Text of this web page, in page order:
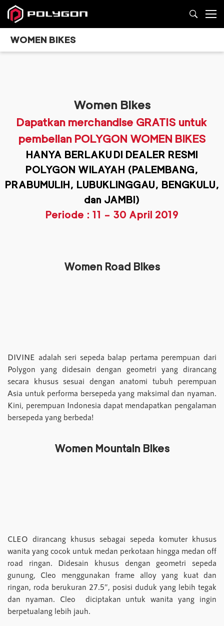
WOMEN BIKES
Women Bikes
Dapatkan merchandise GRATIS untuk
pembelian POLYGON WOMEN BIKES
HANYA BERLAKU DI DEALER RESMI
POLYGON WILAYAH (PALEMBANG,
PRABUMULIH, LUBUKLINGGAU, BENGKULU,
dan JAMBI)
Periode : 11 – 30 April 2019
Women Road Bikes
DIVINE adalah seri sepeda balap pertama perempuan dari
Polygon yang didesain dengan geometri yang dirancang
secara khusus sesuai dengan anatomi tubuh perempuan
Asia untuk performa bersepeda yang maksimal dan nyaman.
Kini, perempuan Indonesia dapat mendapatkan pengalaman
bersepeda yang berbeda!
Women Mountain Bikes
CLEO dirancang khusus sebagai sepeda komuter khusus
wanita yang cocok untuk medan perkotaan hingga medan off
road ringan. Didesain khusus dengan geometri sepeda
gunung, Cleo menggunakan frame alloy yang kuat dan
ringan, roda berukuran 27.5″, posisi duduk yang lebih tegak
dan nyaman. Cleo diciptakan untuk wanita yang ingin
berpetualang lebih jauh.